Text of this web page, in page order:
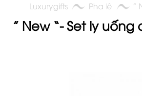
Luxurygifts Pha lê ”
” New “- Set ly